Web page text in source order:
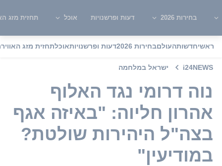
בחירות 2026 דעות ופרשנויות אוכל תחזית מזג
ראשיחדשותהעולםבחירות 2026 דעות ופרשנויותאוכלתחזית מזג האוויר
i24NEWS ישראל במלחמה
נוה דרומי נגד האלוף
אהרון חליוה: "באיזה אגף
בצה"ל היהירות שולטת?
במודיעין"